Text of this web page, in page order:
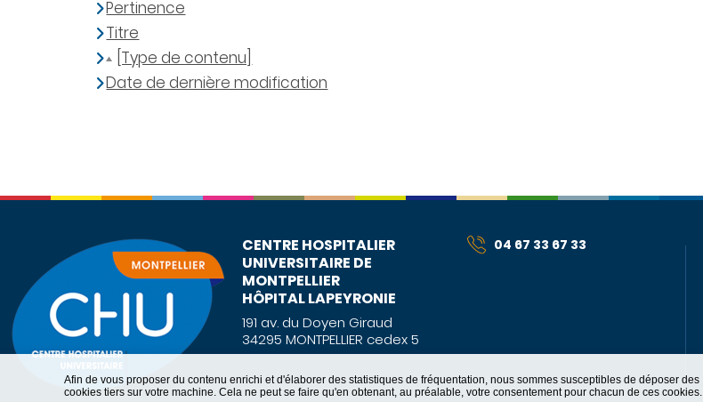
Afin de vous proposer du contenu enrichi et d'élaborer des statistiques de fréquentation, nous sommes susceptibles de déposer des
cookies tiers sur votre machine. Cela ne peut se faire qu'en obtenant, au préalable, votre consentement pour chacun de ces cookies.
Pertinence
Titre
[Type de contenu]
Date de dernière modification
CENTRE HOSPITALIER
UNIVERSITAIRE DE
MONTPELLIER
HÔPITAL LAPEYRONIE
191 av. du Doyen Giraud
34295 MONTPELLIER cedex 5
04 67 33 67 33